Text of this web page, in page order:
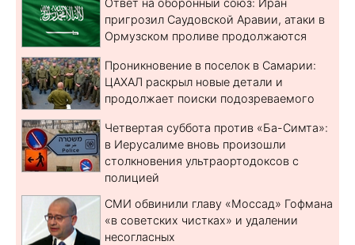
пригрозил Саудовской Аравии, атаки в
Ормузском проливе продолжаются
Проникновение в поселок в Самарии:
ЦАХАЛ раскрыл новые детали и
продолжает поиски подозреваемого
Четвертая суббота против «Ба-Симта»:
в Иерусалиме вновь произошли
столкновения ультраортодоксов с
полицией
СМИ обвинили главу «Моссад» Гофмана
«в советских чистках» и удалении
несогласных